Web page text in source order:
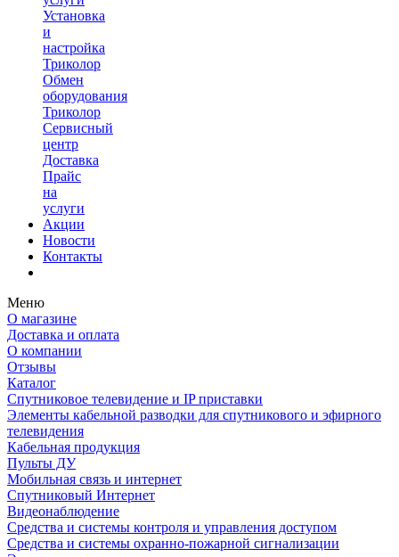
Установка
и
настройка
Триколор
Обмен
оборудования
Триколор
Сервисный
центр
Доставка
Прайс
на
услуги
Акции
Новости
Контакты
Меню
О магазине
Доставка и оплата
О компании
Отзывы
Каталог
Спутниковое телевидение и IP приставки
Элементы кабельной разводки для спутникового и эфирного
телевидения
Кабельная продукция
Пульты ДУ
Мобильная связь и интернет
Спутниковый Интернет
Видеонаблюдение
Средства и системы контроля и управления доступом
Средства и системы охранно-пожарной сигнализации